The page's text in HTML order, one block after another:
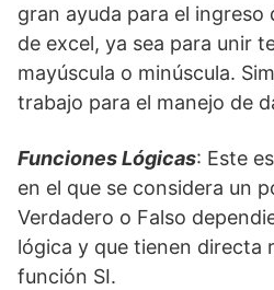
gran ayuda para el ingreso
de excel, ya sea para unir
mayúscula o minúscula.
trabajo para el manejo de
Funciones Lógicas: Este
en el que se considera un
Verdadero o Falso
lógica y que tienen directa
función SI.